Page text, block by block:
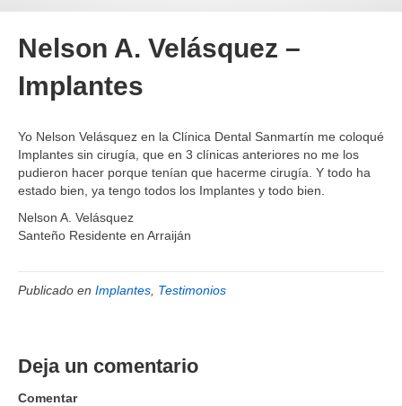
Nelson A. Velásquez –
Implantes
Yo Nelson Velásquez en la Clínica Dental Sanmartín me coloqué
Implantes sin cirugía, que en 3 clínicas anteriores no me los
pudieron hacer porque tenían que hacerme cirugía. Y todo ha
estado bien, ya tengo todos los Implantes y todo bien.
Nelson A. Velásquez
Santeño Residente en Arraiján
Publicado en Implantes Testimonios
Deja un comentario
Comentar